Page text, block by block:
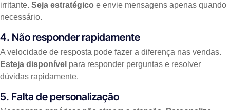
irritante. Seja estratégico e envie mensagens apenas quando
necessário.
4. Não responder rapidamente
A velocidade de resposta pode fazer a diferença nas vendas.
Esteja disponível para responder perguntas e resolver
dúvidas rapidamente.
5. Falta de personalização